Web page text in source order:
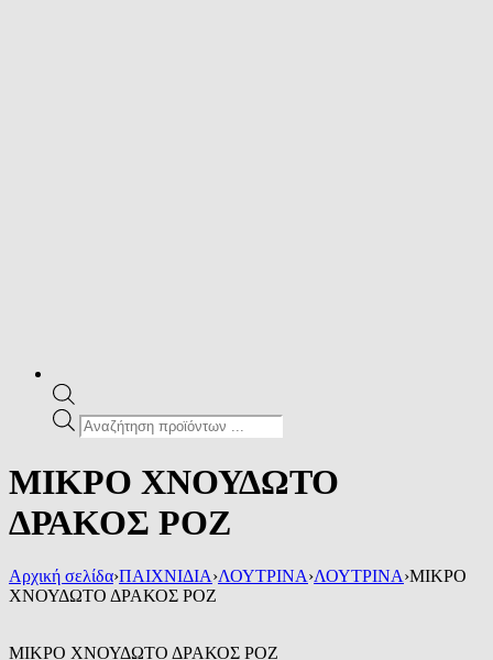
Products
search
ΜΙΚΡΟ ΧΝΟΥΔΩΤΟ
ΔΡΑΚΟΣ ΡΟΖ
Αρχική σελίδα›ΠΑΙΧΝΙΔΙΑ›ΛΟΥΤΡΙΝΑ›ΛΟΥΤΡΙΝΑ›ΜΙΚΡΟ
ΧΝΟΥΔΩΤΟ ΔΡΑΚΟΣ ΡΟΖ
ΜΙΚΡΟ ΧΝΟΥΔΩΤΟ ΔΡΑΚΟΣ ΡΟΖ